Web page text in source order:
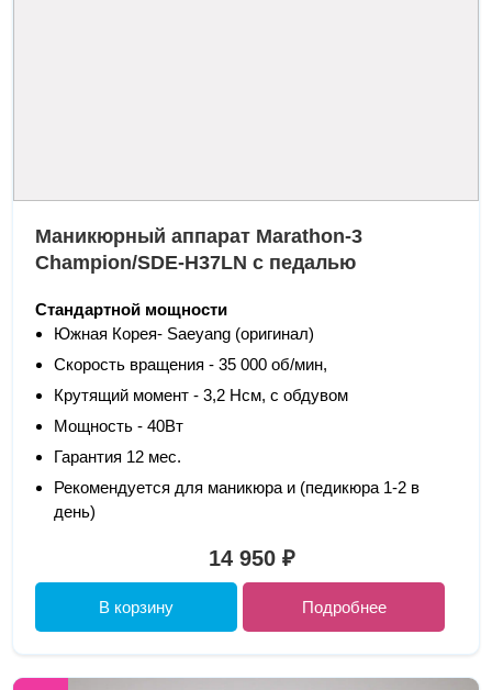
Маникюрный аппарат Marathon-3
Champion/SDE-H37LN с педалью
Стандартной мощности
Южная Корея- Saeyang (оригинал)
Скорость вращения - 35 000 об/мин,
Крутящий момент - 3,2 Нсм, с обдувом
Мощность - 40Вт
Гарантия 12 мес.
Рекомендуется для маникюра и (педикюра 1-2 в
день)
14 950 ₽
В корзину Подробнее